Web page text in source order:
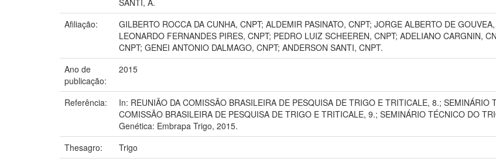
Afiliação:
GILBERTO ROCCA DA CUNHA, CNPT; ALDEMIR PASINATO, CNPT; JORGE ALBERTO DE
LEONARDO FERNANDES PIRES, CNPT; PEDRO LUIZ SCHEEREN, CNPT; ADELIANO CARGNIN,
CNPT; GENEI ANTONIO DALMAGO, CNPT; ANDERSON SANTI, CNPT.
Ano de
publicação:
2015
Referência:
In: REUNIÃO DA COMISSÃO BRASILEIRA DE PESQUISA DE TRIGO E TRITICALE, 8.;
COMISSÃO BRASILEIRA DE PESQUISA DE TRIGO E TRITICALE, 9.; SEMINÁRIO TÉCNICO DO
Genética: Embrapa Trigo, 2015.
Thesagro:
Trigo